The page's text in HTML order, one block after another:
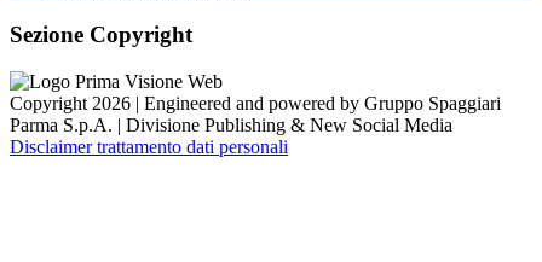
Sezione Copyright
Copyright 2026 | Engineered and powered by Gruppo Spaggiari
Parma S.p.A. | Divisione Publishing & New Social Media
Disclaimer trattamento dati personali